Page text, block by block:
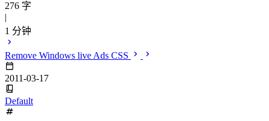
276 字
|
1 分钟
Remove Windows live Ads CSS
2011-03-17
Default